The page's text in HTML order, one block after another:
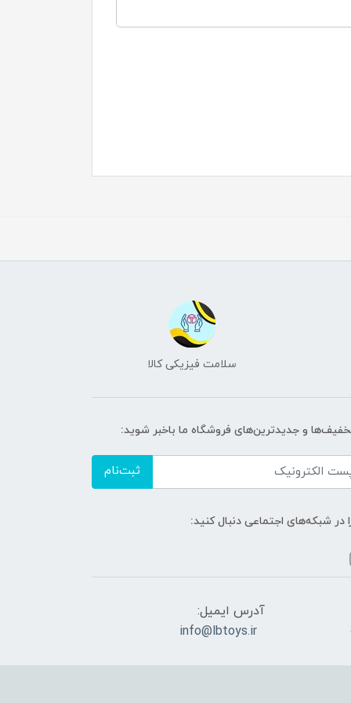
سلامت فیزیکی کالا
و جدیدترین‌های فروشگاه ما باخبر شوید:
ثبت‌نام
در شبکه‌های اجتماعی دنبال کنید:
آدرس ایمیل:
info@lbtoys.ir